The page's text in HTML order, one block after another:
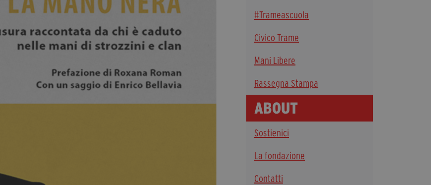
#Trameascuola
Visioni Civiche
Mostra 3D - Visioni Civiche
Archivio Storico
#Trameascuola
Civico Trame
Mani Libere
Rassegna Stampa
ABOUT
Sostienici
La fondazione
Contatti